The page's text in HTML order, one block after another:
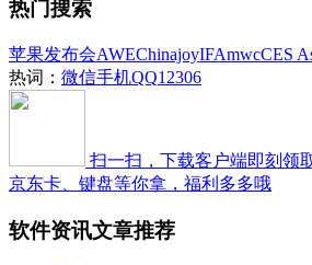
热门搜索
苹果发布会AWEChinajoyIFAmwcCES
热词： 微信手机QQ12306
扫一扫，下载客户端即刻领
京东卡、键盘等你拿，福利多多哦
软件资讯文章推荐